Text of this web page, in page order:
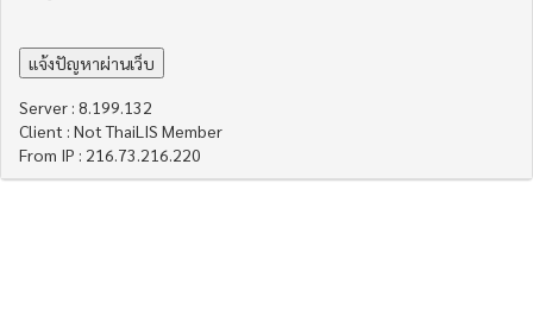
Server : 8.199.132
Client : Not ThaiLIS Member
From IP : 216.73.216.220